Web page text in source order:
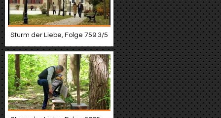
Sturm der Liebe, Folge 759 3/5